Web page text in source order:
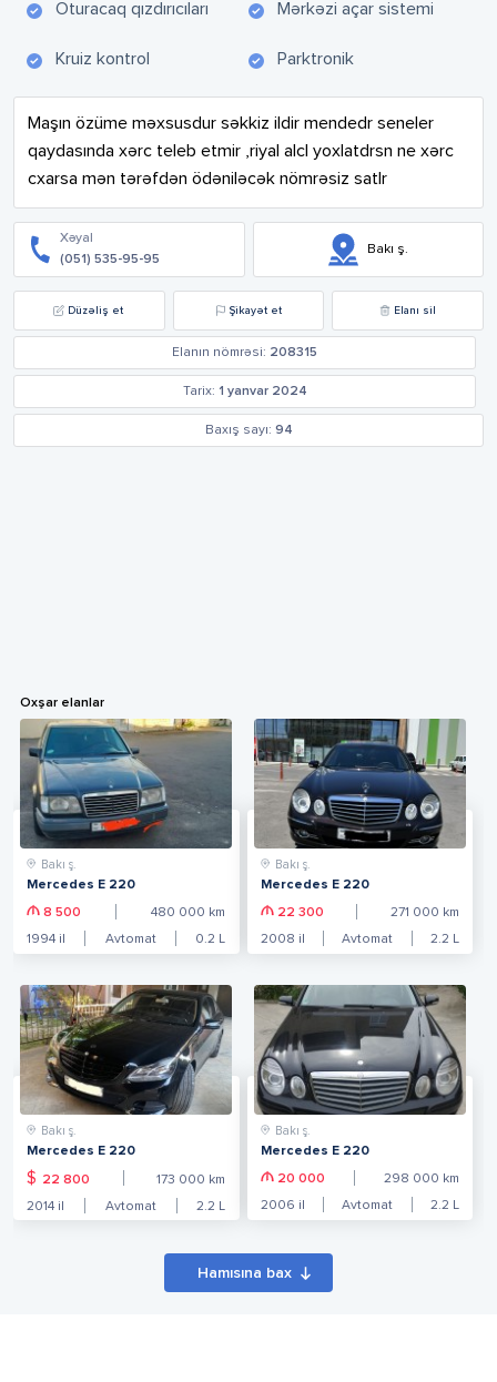
Oturacaq qızdırıcıları Mərkəzi açar sistemi
Kruiz kontrol Parktronik
Maşın özüme məxsusdur səkkiz ildir mendedr seneler
qaydasında xərc teleb etmir ,riyal alcl yoxlatdrsn ne xərc
cxarsa mən tərəfdən ödəniləcək nömrəsiz satlr
Xəyal
(051) 535-95-95
Bakı ş.
Düzəliş et Şikayət et Elanı sil
Elanın nömrəsi: 208315
Tarix: 1 yanvar 2024
Baxış sayı: 94
Oxşar elanlar
Bakı ş.
Mercedes E 220
8 500 480 000 km
1994 il Avtomat 0.2 L
Bakı ş.
Mercedes E 220
22 300 271 000 km
2008 il Avtomat 2.2 L
Bakı ş.
Mercedes E 220
$ 22 800 173 000 km
2014 il Avtomat 2.2 L
Bakı ş.
Mercedes E 220
20 000 298 000 km
2006 il Avtomat 2.2 L
Hamısına bax